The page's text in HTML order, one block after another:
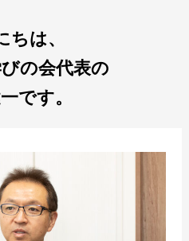
ちは、
の会代表の
です。